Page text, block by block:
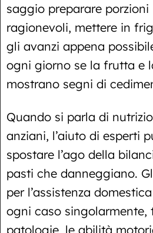
saggio preparare porzioni
ragionevoli, mettere in
gli avanzi appena
ogni giorno se la frutta e
mostrano segni di
Quando si parla di
anziani, l’aiuto di esperti
spostare l’ago della
pasti che danneggiano.
per l’assistenza
ogni caso singolarmente,
patologie, le abilità